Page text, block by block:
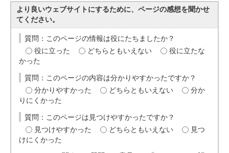
より良いウェブサイトにするために、ページの感想を聞かせ
てください。
質問：このページの情報は役にたちましたか？
役に立った
どちらともいえない
役に立たな
かった
質問：このページの内容は分かりやすかったですか？
分かりやすかった
どちらともいえない
分か
りにくかった
質問：このページは見つけやすかったですか？
見つけやすかった
どちらともいえない
見つ
けにくかった